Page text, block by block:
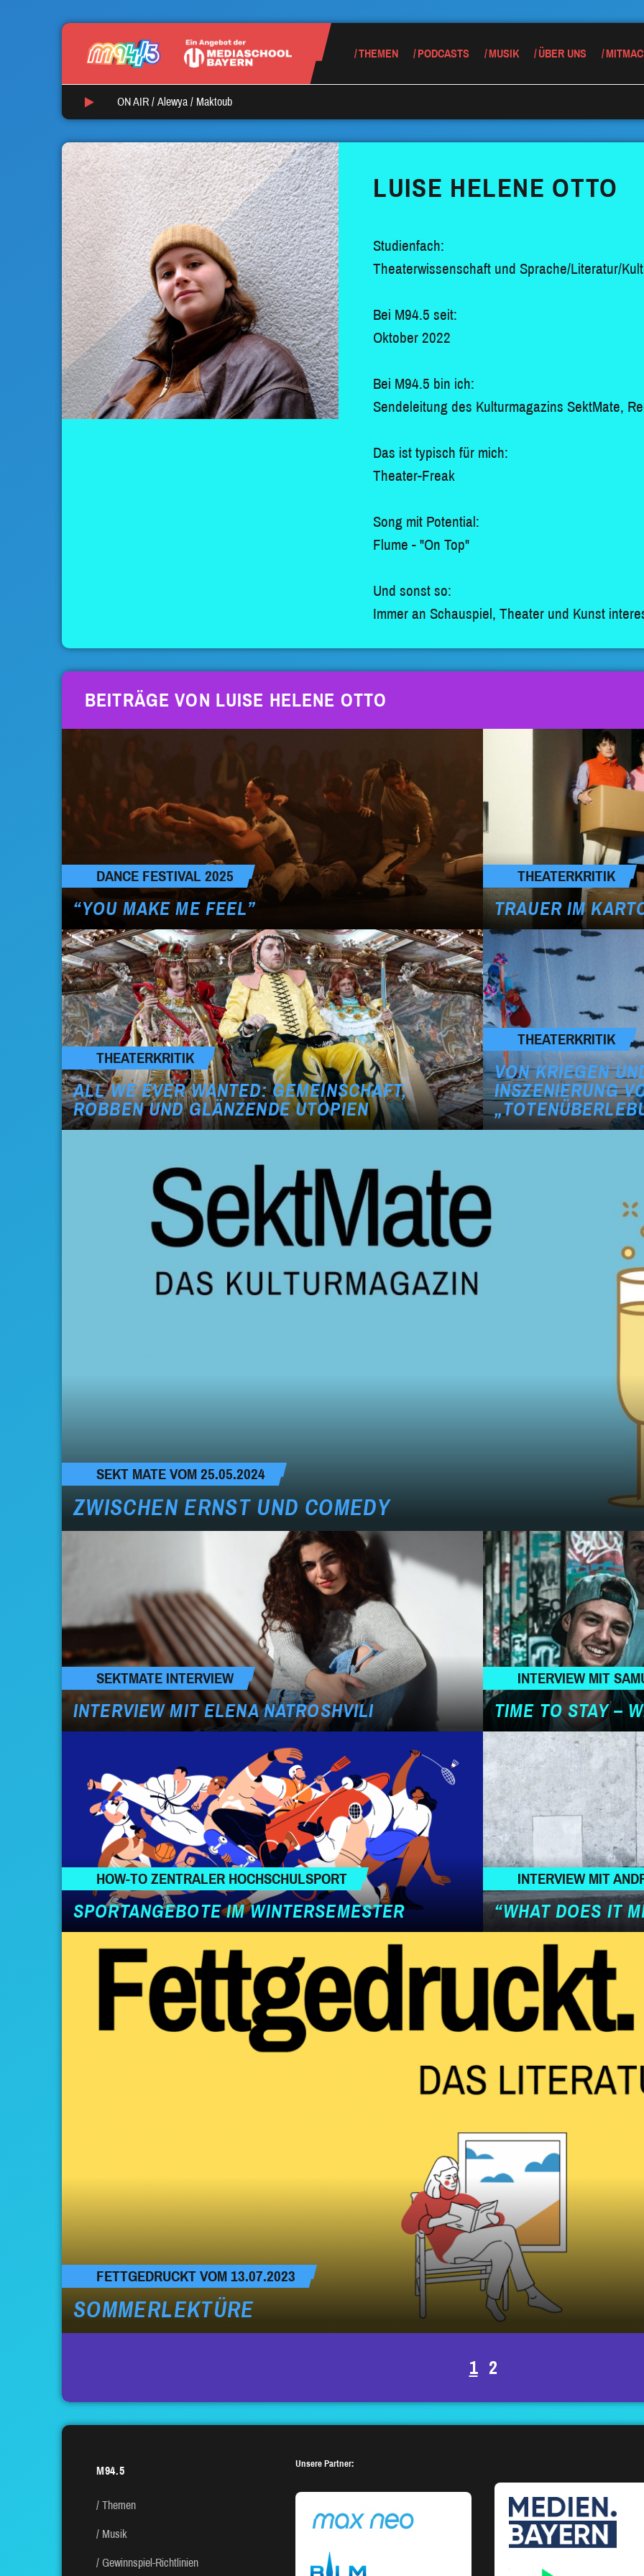
THEMEN PODCASTS MUSIK ÜBER UNS
ON AIR / Alewya / Maktoub
LUISE HELENE OTTO
Studienfach:
Theaterwissenschaft und Sprache/Literatur/
Bei M94.5 seit:
Oktober 2022
Bei M94.5 bin ich:
Sendeleitung des Kulturmagazins SektMate,
Das ist typisch für mich:
Theater-Freak
Song mit Potential:
Flume - "On Top"
Und sonst so:
Immer an Schauspiel, Theater und Kunst
BEITRÄGE VON LUISE HELENE OTTO
DANCE FESTIVAL 2025
“YOU MAKE ME FEEL”
THEATERKRITIK
TRAUER IM
THEATERKRITIK
ALL WE EVER WANTED: GEMEINSCHAFT,
ROBBEN UND GLÄNZENDE UTOPIEN
THEATERKRITIK
VON KRIEGEN
INSZENIERUNG
SEKT MATE VOM 25.05.2024
ZWISCHEN ERNST UND COMEDY
SEKTMATE INTERVIEW
INTERVIEW MIT ELENA NATROSHVILI
INTERVIEW MIT
TIME TO STAY –
HOW-TO ZENTRALER HOCHSCHULSPORT
SPORTANGEBOTE IM WINTERSEMESTER
INTERVIEW MIT
“WHAT DOES IT
FETTGEDRUCKT VOM 13.07.2023
SOMMERLEKTÜRE
DER
1 2
M94.5
Themen
Musik
Gewinnspiel-Richtlinien
Unsere Partner: